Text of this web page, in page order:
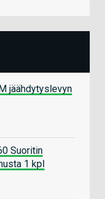
jäähdytyslevyn
Suoritin
1 kpl